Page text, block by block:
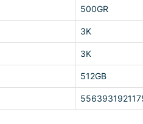
500GR
3K
3K
512GB